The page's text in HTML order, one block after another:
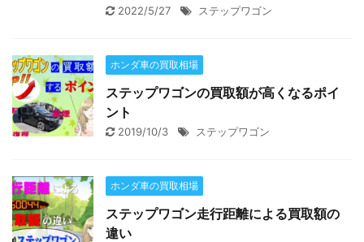
2022/5/27 ステップワゴン
ホンダ車の買取相場
ステップワゴンの買取額が高くなるポイ
ント
2019/10/3 ステップワゴン
ホンダ車の買取相場
ステップワゴン走行距離による買取額の
違い